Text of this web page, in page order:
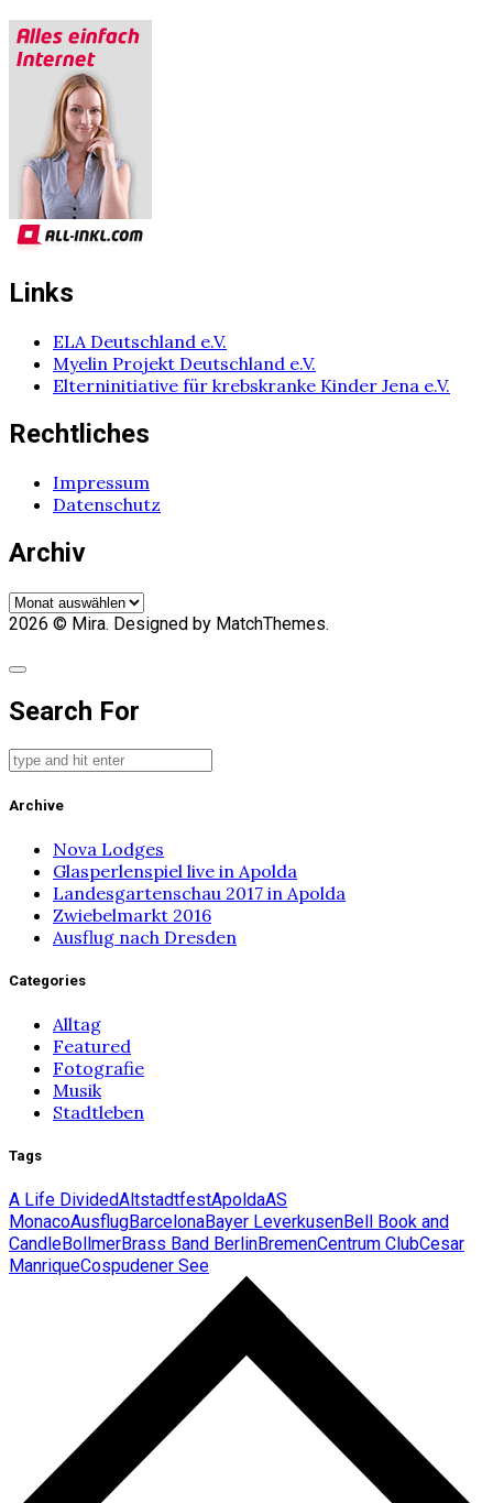
Links
ELA Deutschland e.V.
Myelin Projekt Deutschland e.V.
Elterninitiative für krebskranke Kinder Jena e.V.
Rechtliches
Impressum
Datenschutz
Archiv
Archiv
2026 © Mira. Designed by MatchThemes.
Search For
Archive
Nova Lodges
Glasperlenspiel live in Apolda
Landesgartenschau 2017 in Apolda
Zwiebelmarkt 2016
Ausflug nach Dresden
Categories
Alltag
Featured
Fotografie
Musik
Stadtleben
Tags
A Life DividedAltstadtfestApoldaAS
MonacoAusflugBarcelonaBayer LeverkusenBell Book and
CandleBollmerBrass Band BerlinBremenCentrum ClubCesar
ManriqueCospudener See